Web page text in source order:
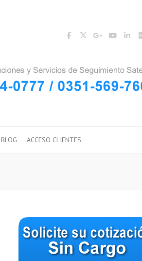
BLOG ACCESO CLIENTES